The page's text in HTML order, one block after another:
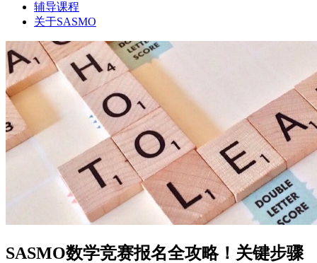
辅导课程
关于SASMO
SASMO数学竞赛报名全攻略！关键步骤